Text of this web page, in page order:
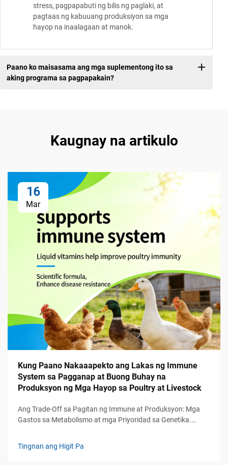
stress, pagpapabuti ng bilis ng paglaki, at
pagtaas ng kabuuang produksiyon sa mga
hayop na inaalagaan at manok.
Paano ko maisasama ang mga suplementong ito sa
aking programa sa pagpapakain?
Kaugnay na artikulo
16
Mar
Kung Paano Nakaaapekto ang Lakas ng Immune
System sa Pagganap at Buong Buhay na
Produksyon ng Mga Hayop sa Poultry at Livestock
Ang Trade-Off sa Pagitan ng Immune at Produksyon: Mga
Gastos sa Metabolismo at mga Priyoridad sa Genetika.
Produksyon. Ang immune system sa livestock ay gumagana
Tingnan ang Higit Pa